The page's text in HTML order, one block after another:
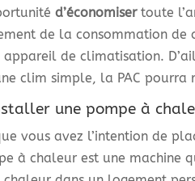
d’économisertoute
de la consommation de
de climatisation.
clim simple, la PAC
une pompe à
vous avez l’intention de
à chaleur est une machine